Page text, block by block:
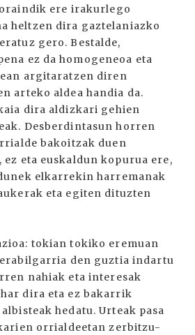
ere irakurlego
heltzen dira gaztelaniazko
gero. Bestalde,
ez da homogeneoa eta
argitaratzen diren
arteko aldea handia da.
dira aldizkari gehien
Desberdintasun horren
bakoitzak duen
eta euskaldun kopurua ere,
elkarrekin harremanak
eta egiten dituzten
tokian tokiko eremuan
den guztia indartu
nahiak eta interesak
dira eta ez bakarrik
hedatu. Urteak pasa
orrialdeetan zerbitzu-